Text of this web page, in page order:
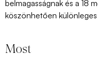
belmagasságnak és a 18
köszönhetően
Most